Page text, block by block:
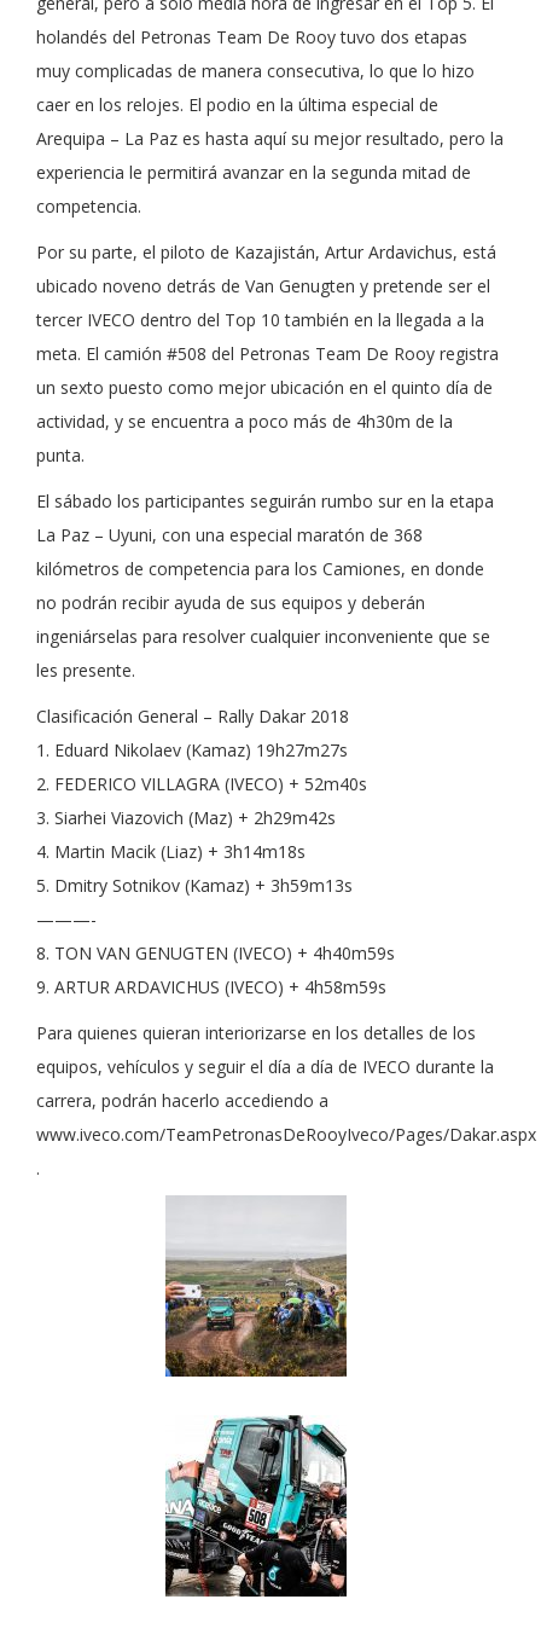
holandés del Petronas Team De Rooy tuvo dos etapas
muy complicadas de manera consecutiva, lo que lo hizo
caer en los relojes. El podio en la última especial de
Arequipa – La Paz es hasta aquí su mejor resultado, pero la
experiencia le permitirá avanzar en la segunda mitad de
competencia.
Por su parte, el piloto de Kazajistán, Artur Ardavichus, está
ubicado noveno detrás de Van Genugten y pretende ser el
tercer IVECO dentro del Top 10 también en la llegada a la
meta. El camión #508 del Petronas Team De Rooy registra
un sexto puesto como mejor ubicación en el quinto día de
actividad, y se encuentra a poco más de 4h30m de la
punta.
El sábado los participantes seguirán rumbo sur en la etapa
La Paz – Uyuni, con una especial maratón de 368
kilómetros de competencia para los Camiones, en donde
no podrán recibir ayuda de sus equipos y deberán
ingeniárselas para resolver cualquier inconveniente que se
les presente.
Clasificación General – Rally Dakar 2018
1. Eduard Nikolaev (Kamaz) 19h27m27s
2. FEDERICO VILLAGRA (IVECO) + 52m40s
3. Siarhei Viazovich (Maz) + 2h29m42s
4. Martin Macik (Liaz) + 3h14m18s
5. Dmitry Sotnikov (Kamaz) + 3h59m13s
———-
8. TON VAN GENUGTEN (IVECO) + 4h40m59s
9. ARTUR ARDAVICHUS (IVECO) + 4h58m59s
Para quienes quieran interiorizarse en los detalles de los
equipos, vehículos y seguir el día a día de IVECO durante la
carrera, podrán hacerlo accediendo a
www.iveco.com/TeamPetronasDeRooyIveco/Pages/Dakar.aspx
.